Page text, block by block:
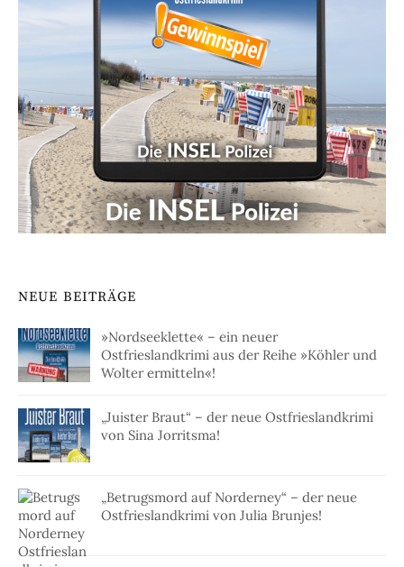
NEUE BEITRÄGE
»Nordseeklette« – ein neuer
Ostfrieslandkrimi aus der Reihe »Köhler und
Wolter ermitteln«!
„Juister Braut“ – der neue Ostfrieslandkrimi
von Sina Jorritsma!
„Betrugsmord auf Norderney“ – der neue
Ostfrieslandkrimi von Julia Brunjes!